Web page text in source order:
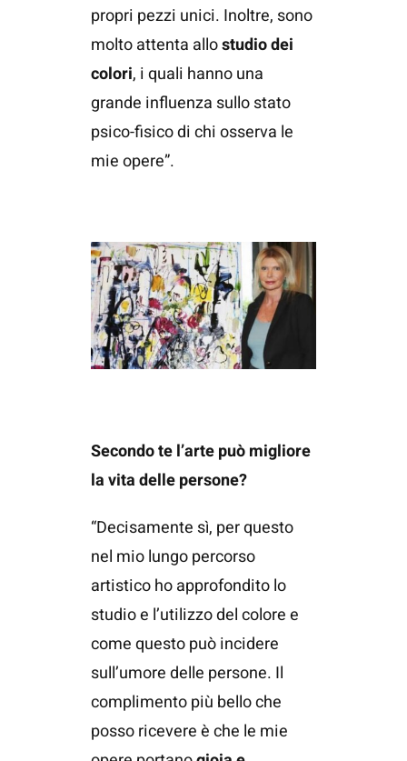
propri pezzi unici. Inoltre, sono
molto attenta allostudio dei
colori, i quali hanno una
grande influenza sullo stato
psico-fisico di chi osserva le
mie opere”.
Secondo te l’arte può migliore
la vita delle persone?
“Decisamente sì, per questo
nel mio lungo percorso
artistico ho approfondito lo
studio e l’utilizzo del colore e
come questo può incidere
sull’umore delle persone. Il
complimento più bello che
posso ricevere è che le mie